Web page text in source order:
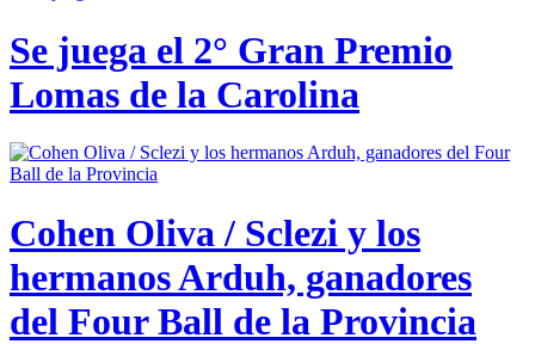
Se juega el 2° Gran Premio
Lomas de la Carolina
Cohen Oliva / Sclezi y los
hermanos Arduh, ganadores
del Four Ball de la Provincia